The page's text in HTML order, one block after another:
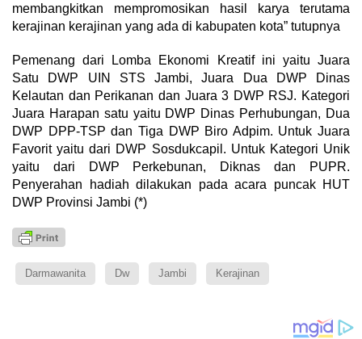
membangkitkan mempromosikan hasil karya terutama
kerajinan kerajinan yang ada di kabupaten kota” tutupnya
Pemenang dari Lomba Ekonomi Kreatif ini yaitu Juara
Satu DWP UIN STS Jambi, Juara Dua DWP Dinas
Kelautan dan Perikanan dan Juara 3 DWP RSJ. Kategori
Juara Harapan satu yaitu DWP Dinas Perhubungan, Dua
DWP DPP-TSP dan Tiga DWP Biro Adpim. Untuk Juara
Favorit yaitu dari DWP Sosdukcapil. Untuk Kategori Unik
yaitu dari DWP Perkebunan, Diknas dan PUPR.
Penyerahan hadiah dilakukan pada acara puncak HUT
DWP Provinsi Jambi (*)
Darmawanita Dw Jambi Kerajinan